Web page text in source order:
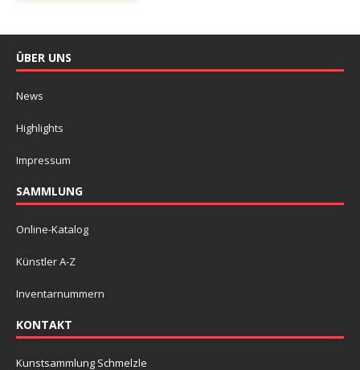
ÜBER UNS
News
Highlights
Impressum
SAMMLUNG
Online-Katalog
Künstler A-Z
Inventarnummern
KONTAKT
Kunstsammlung Schmelzle